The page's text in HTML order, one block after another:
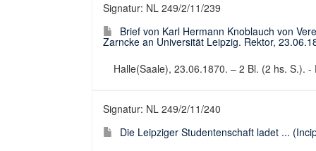
Signatur: NL 249/2/11/239
Brief von Karl Hermann Knoblauch von
Zarncke an Universität Leipzig. Rektor,
Halle(Saale), 23.06.1870. – 2 Bl. (2 hs. S.).
Signatur: NL 249/2/11/240
Die Leipziger Studentenschaft ladet ...